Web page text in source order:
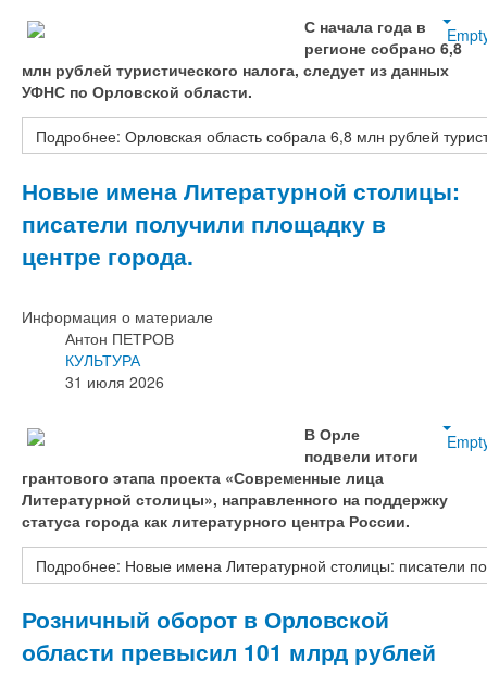
С начала года в
регионе собрано 6,8
млн рублей туристического налога, следует из данных
УФНС по Орловской области.
Подробнее: Орловская область собрала 6,8 млн рублей
Новые имена Литературной столицы:
писатели получили площадку в
центре города.
Информация о материале
Антон ПЕТРОВ
КУЛЬТУРА
31 июля 2026
В Орле
подвели итоги
грантового этапа проекта «Современные лица
Литературной столицы», направленного на поддержку
статуса города как литературного центра России.
Подробнее: Новые имена Литературной столицы: писатели
Розничный оборот в Орловской
области превысил 101 млрд рублей